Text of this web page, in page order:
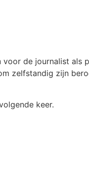
de journalist als
zelfstandig zijn
keer.